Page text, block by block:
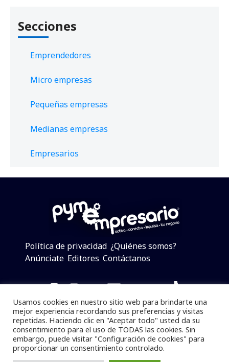
Secciones
Emprendedores
Micro empresas
Pequeñas empresas
Medianas empresas
Empresarios
Política de privacidad ¿Quiénes somos?
Anúnciate Editores Contáctanos
Facebook
Instagram
Twitter
LinkedIn
Telegram
YouTube
TikTok
Pymempresario © 2025 Todos los derechos reservados.
Se prohibe el uso de la información total o parcial sin
Usamos cookies en nuestro sitio web para brindarte una
mejor experiencia recordando sus preferencias y visitas
repetidas. Haciendo clic en "Aceptar todo" usted da su
consentimiento para el uso de TODAS las cookies. Sin
embargo, puede visitar "Configuración de cookies" para
proporcionar un consentimiento controlado.